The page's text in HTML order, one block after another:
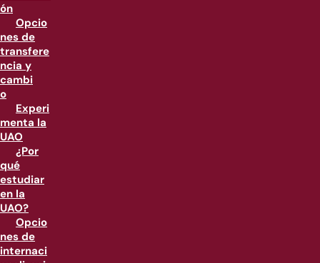
ón
Opcio
nes de
transfere
ncia y
cambi
o
Experi
menta la
UAO
¿Por
qué
estudiar
en la
UAO?
Opcio
nes de
internaci